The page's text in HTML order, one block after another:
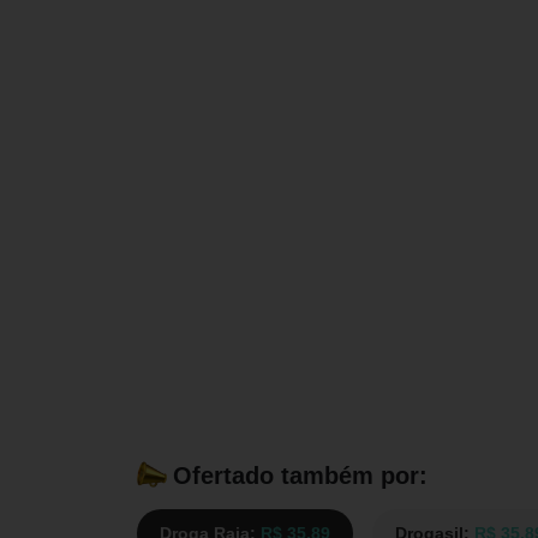
Ofertado também por:
Droga Raia: R$ 35,89 Drogasil: R$